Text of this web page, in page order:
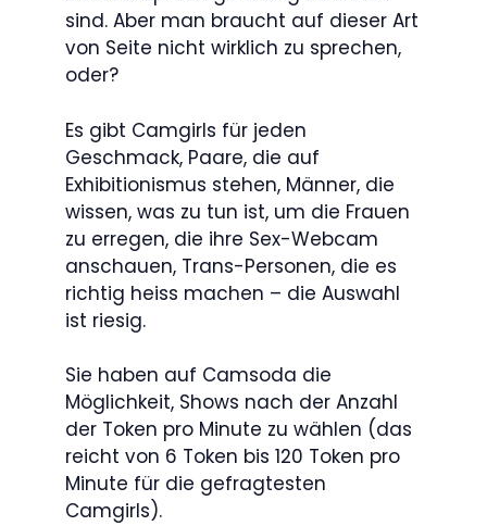
sind. Aber man braucht auf dieser Art
von Seite nicht wirklich zu sprechen,
oder?
Es gibt Camgirls für jeden
Geschmack, Paare, die auf
Exhibitionismus stehen, Männer, die
wissen, was zu tun ist, um die Frauen
zu erregen, die ihre Sex-Webcam
anschauen, Trans-Personen, die es
richtig heiss machen – die Auswahl
ist riesig.
Sie haben auf Camsoda die
Möglichkeit, Shows nach der Anzahl
der Token pro Minute zu wählen (das
reicht von 6 Token bis 120 Token pro
Minute für die gefragtesten
Camgirls).